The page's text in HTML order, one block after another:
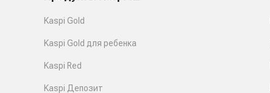
Kaspi Gold
Kaspi Gold для ребенка
Kaspi Red
Kaspi Депозит